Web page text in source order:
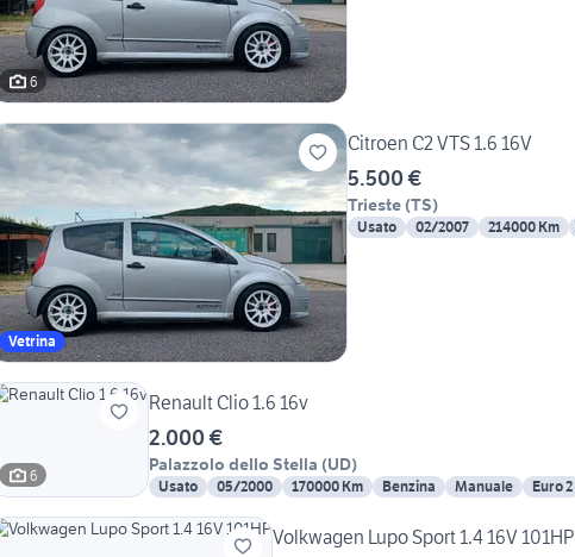
6
Vetrina
Citroen C2 VTS 1.6 16V
5.500 €
Trieste (TS)
Usato 02/2007 214000 Km
6
Renault Clio 1.6 16v
2.000 €
Palazzolo dello Stella (UD)
Usato 05/2000 170000 Km Benzina Manuale Euro 2
Volkwagen Lupo Sport 1.4 16V 101HP